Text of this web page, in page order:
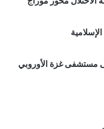
وصول 18 شهيدا إلى مستشفى غزة الأوروبي